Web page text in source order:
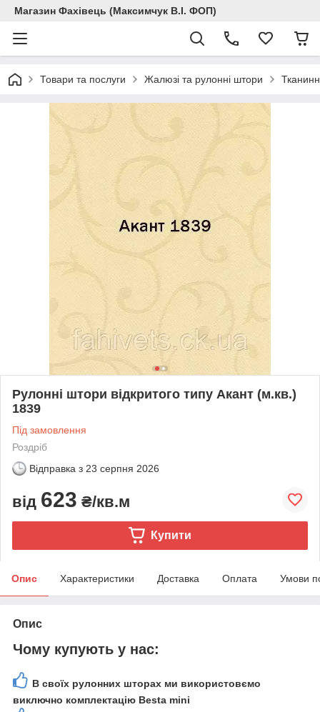
Магазин Фахівець (Максимчук В.І. ФОП)
Товари та послуги Жалюзі та рулонні штори
Рулонні штори відкритого типу Акант (м.кв.)
1839
Під замовлення
Роздріб
Відправка з 23 серпня 2026
від 623 ₴/кв.м
Купити
Опис Характеристики Доставка Оплата Умови
Опис
Чому купують у нас:
В своїх рулонних шторах ми використовємо
виключно комплектацію Besta mini